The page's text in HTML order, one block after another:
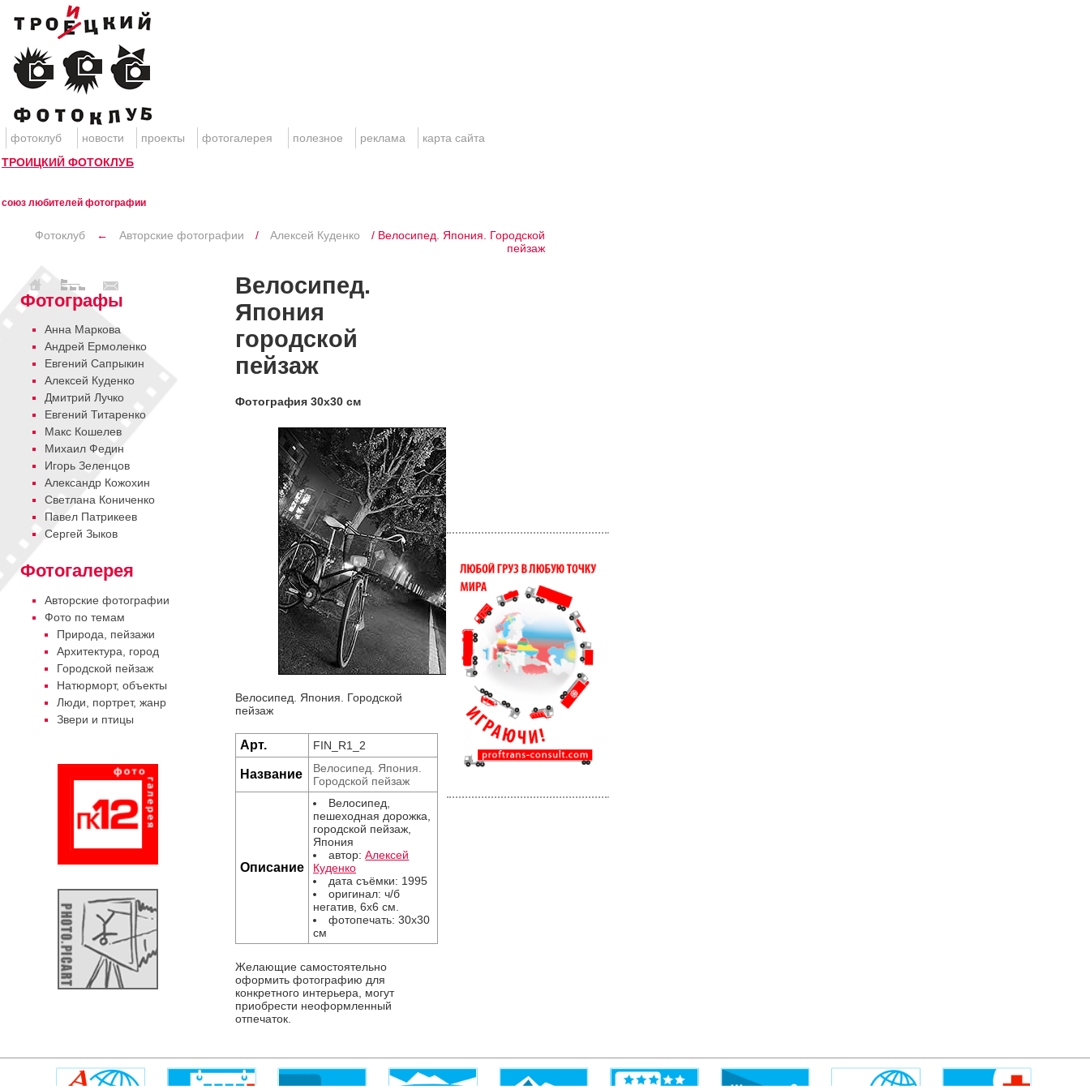
фотоклуб новости проекты фотогалерея полезное реклама
карта сайта
ТРОИЦКИЙ ФОТОКЛУБ
союз любителей фотографии
Фотоклуб ← Авторские фотографии / Алексей Куденко
/ Велосипед. Япония. Городской
пейзаж
Фотографы
Анна Маркова
Андрей Ермоленко
Евгений Сапрыкин
Алексей Куденко
Дмитрий Лучко
Евгений Титаренко
Макс Кошелев
Михаил Федин
Игорь Зеленцов
Александр Кожохин
Cветлана Кониченко
Павел Патрикеев
Сергей Зыков
Фотогалерея
Авторские фотографии
Фото по темам
Природа, пейзажи
Архитектура, город
Городской пейзаж
Натюрморт, объекты
Люди, портрет, жанр
Звери и птицы
Велосипед.
Япония
городской
пейзаж
Фотография 30х30 см
Велосипед. Япония. Городской
пейзаж
Арт. FIN_R1_2
Название
Велосипед. Япония.
Городской пейзаж
Описание
Велосипед,
пешеходная дорожка,
городской пейзаж,
Япония
автор:Алексей
Куденко
дата съёмки: 1995
оригинал: ч/б
негатив, 6х6 см.
фотопечать: 30х30
см
Желающие самостоятельно
оформить фотографию для
конкретного интерьера, могут
приобрести неоформленный
отпечаток.